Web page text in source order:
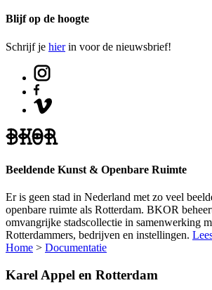
Blijf op de hoogte
Schrijf je hierin voor de nieuwsbrief!
Beeldende Kunst & Openbare Ruimte
Er is geen stad in Nederland met zo veel
openbare ruimte als Rotterdam. BKOR
omvangrijke stadscollectie in samenwerking
Rotterdammers, bedrijven en instellingen.
Home > Documentatie
Karel Appel en Rotterdam